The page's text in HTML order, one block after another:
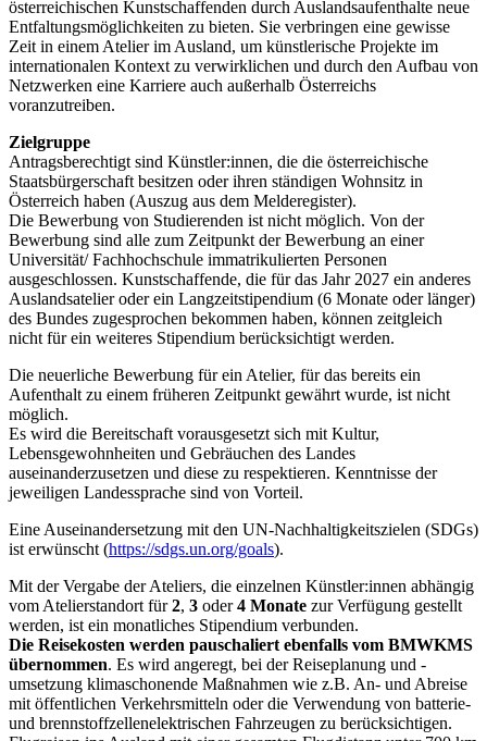
österreichischen Kunstschaffenden durch Auslandsaufenthalte neue
Entfaltungsmöglichkeiten zu bieten. Sie verbringen eine gewisse
Zeit in einem Atelier im Ausland, um künstlerische Projekte im
internationalen Kontext zu verwirklichen und durch den Aufbau von
Netzwerken eine Karriere auch außerhalb Österreichs
voranzutreiben.
Zielgruppe
Antragsberechtigt sind Künstler:innen, die die österreichische
Staatsbürgerschaft besitzen oder ihren ständigen Wohnsitz in
Österreich haben (Auszug aus dem Melderegister).
Die Bewerbung von Studierenden ist nicht möglich. Von der
Bewerbung sind alle zum Zeitpunkt der Bewerbung an einer
Universität/ Fachhochschule immatrikulierten Personen
ausgeschlossen. Kunstschaffende, die für das Jahr 2027 ein anderes
Auslandsatelier oder ein Langzeitstipendium (6 Monate oder länger)
des Bundes zugesprochen bekommen haben, können zeitgleich
nicht für ein weiteres Stipendium berücksichtigt werden.
Die neuerliche Bewerbung für ein Atelier, für das bereits ein
Aufenthalt zu einem früheren Zeitpunkt gewährt wurde, ist nicht
möglich.
Es wird die Bereitschaft vorausgesetzt sich mit Kultur,
Lebensgewohnheiten und Gebräuchen des Landes
auseinanderzusetzen und diese zu respektieren. Kenntnisse der
jeweiligen Landessprache sind von Vorteil.
Eine Auseinandersetzung mit den UN-Nachhaltigkeitszielen (SDGs)
ist erwünscht (https://sdgs.un.org/goals).
Mit der Vergabe der Ateliers, die einzelnen Künstler:innen abhängig
vom Atelierstandort für2, 3 oder4 Monate zur Verfügung gestellt
werden, ist ein monatliches Stipendium verbunden.
Die Reisekosten werden pauschaliert ebenfalls vom BMWKMS
übernommen. Es wird angeregt, bei der Reiseplanung und -
umsetzung klimaschonende Maßnahmen wie z.B. An- und Abreise
mit öffentlichen Verkehrsmitteln oder die Verwendung von batterie-
und brennstoffzellenelektrischen Fahrzeugen zu berücksichtigen.